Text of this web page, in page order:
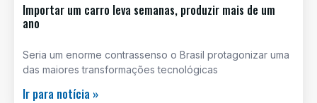
Importar um carro leva semanas, produzir mais de um
ano
Seria um enorme contrassenso o Brasil protagonizar uma
das maiores transformações tecnológicas
Ir para notícia »